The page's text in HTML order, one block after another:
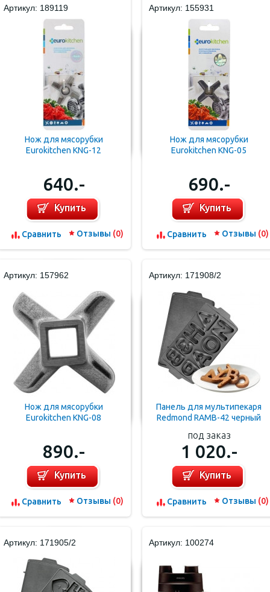
Артикул: 189119
Нож для мясорубки
Eurokitchen KNG-12
640.-
Купить
Cравнить Отзывы (0)
Артикул: 155931
Нож для мясорубки
Eurokitchen KNG-05
690.-
Купить
Cравнить Отзывы (0)
Артикул: 157962
Нож для мясорубки
Eurokitchen KNG-08
890.-
Купить
Cравнить Отзывы (0)
Артикул: 171908/2
Панель для мультипекаря
Redmond RAMB-42 черный
под заказ
1 020.-
Купить
Cравнить Отзывы (0)
Артикул: 171905/2 Артикул: 100274